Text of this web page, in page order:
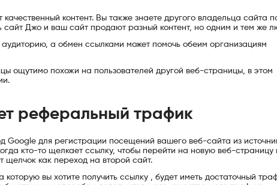
контент. Вы также знаете другого владельца сайта
Джо и ваш сайт продают разный контент, но одним и тем же
а обмен ссылками может помочь обеим организациям
ощутимо похожи на пользователей другой веб-страницы, в этом
реферальный трафик
для регистрации посещений вашего веб-сайта из
кто-то щелкает ссылку, чтобы перейти на новую веб-страницу
щелчок как переход на второй сайт.
вы хотите получить ссылку , будет иметь достаточный